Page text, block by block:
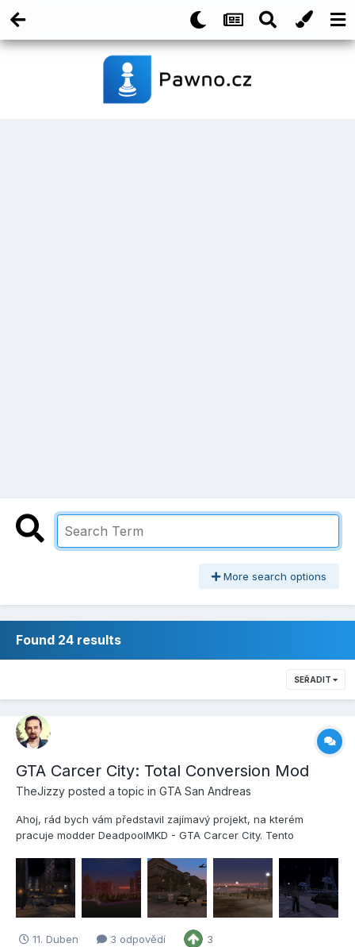
More search options
Found 24 results
SEŘADIT
GTA Carcer City: Total Conversion Mod
TheJizzy posted a topic in GTA San Andreas
Ahoj, rád bych vám představil zajímavý projekt, na kterém
pracuje modder DeadpoolMKD - GTA Carcer City. Tento
mod pro GTA San Andreas, který kompletně nahrazuje původní
mapu novým městem inspirovaným industriálními oblastmi jako
De...
11. Duben 3 odpovědí 3